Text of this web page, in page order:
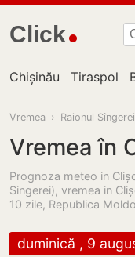
Click
Chișinău Tiraspol
Vremea › Raionul Sîngerei
Vremea în
Prognoza meteo in
Singerei), vremea in
10 zile, Republica
duminică , 9